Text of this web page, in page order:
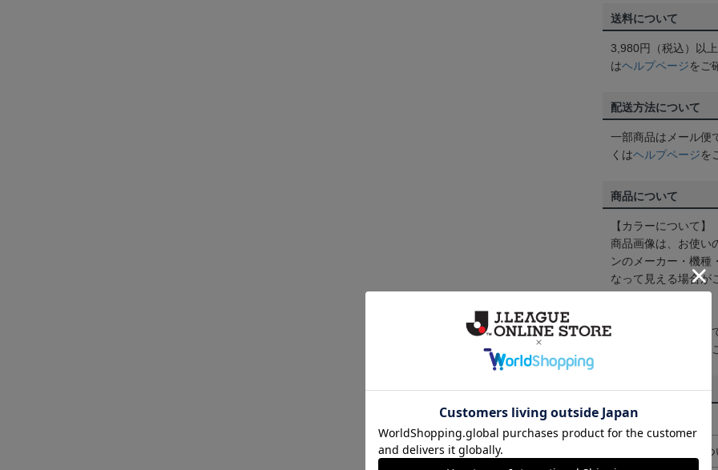
送料について
3,980円（税込）以
はヘルプページをご
配送方法について
一部商品はメール便
くはヘルプページを
商品について
【カラーについて】
商品画像は、お使い
ンのメーカー・機種
なって見える場合が
取り扱い商品によっ
予告なく変更にな
その他
決済について
ギフト対応に